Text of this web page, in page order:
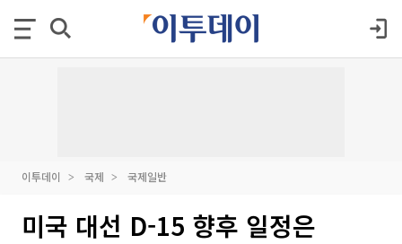
이투데이 국제 국제일반
미국 대선 D-15 향후 일정은